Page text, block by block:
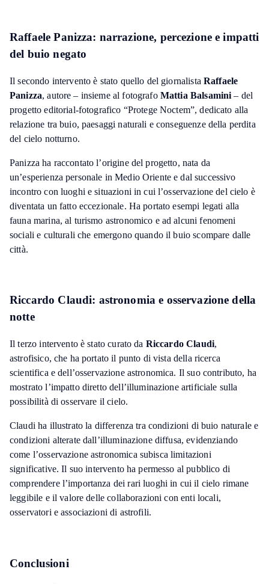
Raffaele Panizza: narrazione, percezione e impatti
del buio negato
Il secondo intervento è stato quello del giornalista Raffaele
Panizza, autore – insieme al fotografo Mattia Balsamini – del
progetto editorial-fotografico “Protege Noctem”, dedicato alla
relazione tra buio, paesaggi naturali e conseguenze della perdita
del cielo notturno.
Panizza ha raccontato l’origine del progetto, nata da
un’esperienza personale in Medio Oriente e dal successivo
incontro con luoghi e situazioni in cui l’osservazione del cielo è
diventata un fatto eccezionale. Ha portato esempi legati alla
fauna marina, al turismo astronomico e ad alcuni fenomeni
sociali e culturali che emergono quando il buio scompare dalle
città.
Riccardo Claudi: astronomia e osservazione della
notte
Il terzo intervento è stato curato da Riccardo Claudi,
astrofisico, che ha portato il punto di vista della ricerca
scientifica e dell’osservazione astronomica. Il suo contributo, ha
mostrato l’impatto diretto dell’illuminazione artificiale sulla
possibilità di osservare il cielo.
Claudi ha illustrato la differenza tra condizioni di buio naturale e
condizioni alterate dall’illuminazione diffusa, evidenziando
come l’osservazione astronomica subisca limitazioni
significative. Il suo intervento ha permesso al pubblico di
comprendere l’importanza dei rari luoghi in cui il cielo rimane
leggibile e il valore delle collaborazioni con enti locali,
osservatori e associazioni di astrofili.
Conclusioni